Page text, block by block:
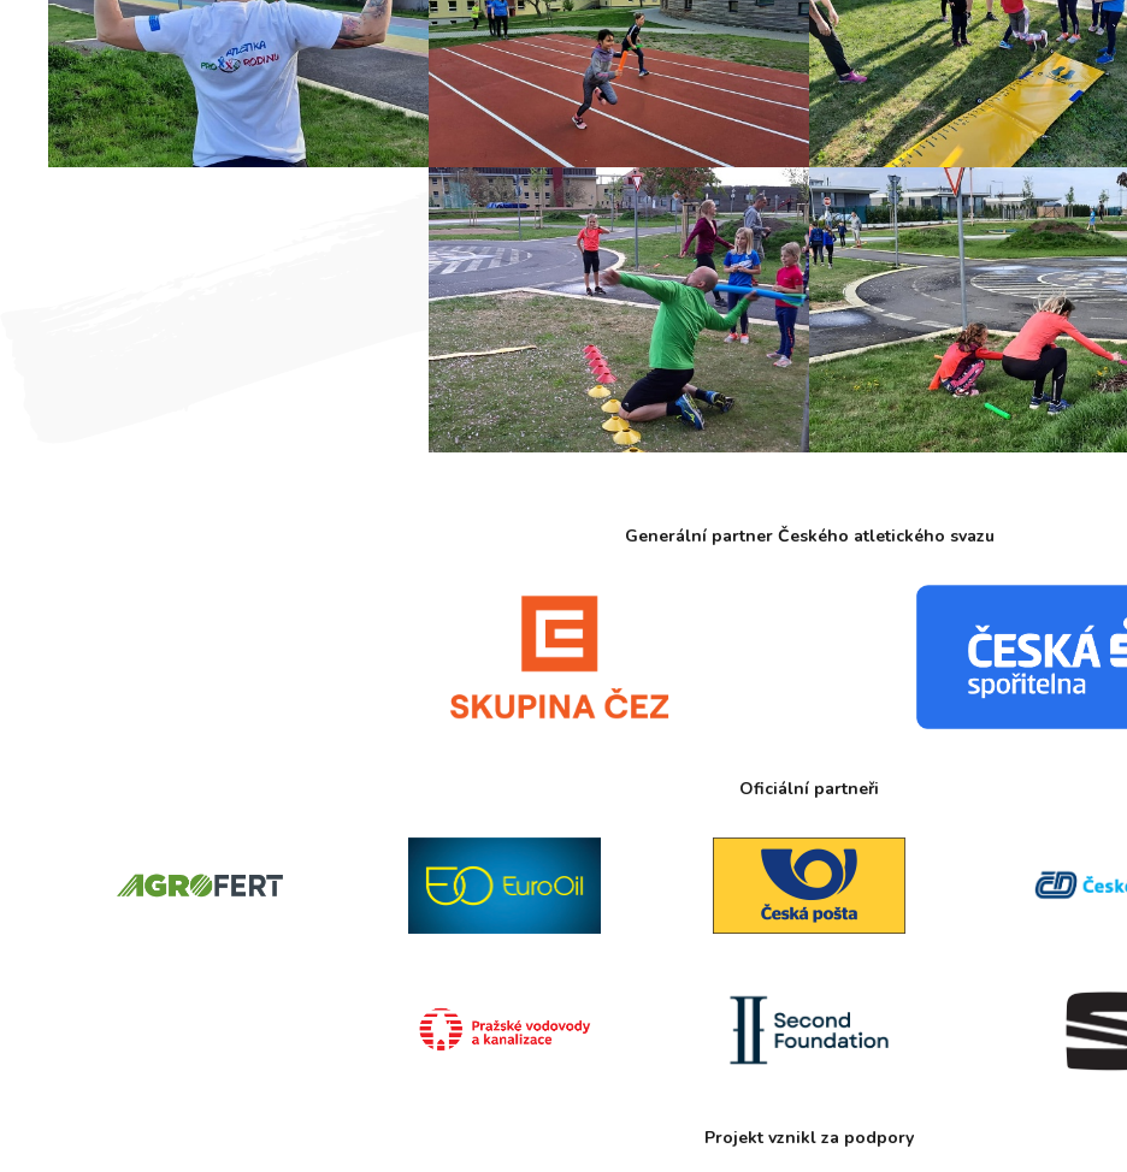
Generální partner Českého atletického svazu
Oficiální partneři
Projekt vznikl za podpory